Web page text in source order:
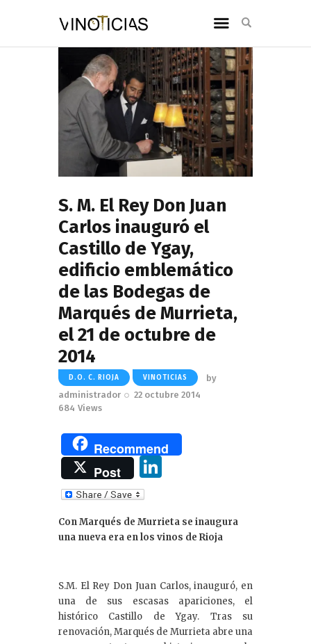
S. M. El Rey Don Juan
Carlos inauguró el
Castillo de Ygay,
edificio emblemático
de las Bodegas de
Marqués de Murrieta,
el 21 de octubre de
2014
D.O. C. RIOJA VINOTICIAS
by
administrador
22 octubre 2014
684 Views
Recommend
Post
k
e
n
Con Marqués de Murrieta se inaugura
una nueva era en los vinos de Rioja
S.M. El Rey Don Juan Carlos, inauguró, en
una de sus escasas apariciones, el
histórico Castillo de Ygay. Tras su
renovación, Marqués de Murrieta abre una